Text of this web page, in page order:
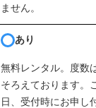
ません。
あり
無料レンタル。度数
そろえております。
日、受付時にお申し